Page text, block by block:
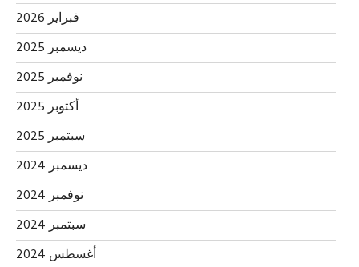
فبراير 2026
ديسمبر 2025
نوفمبر 2025
أكتوبر 2025
سبتمبر 2025
ديسمبر 2024
نوفمبر 2024
سبتمبر 2024
أغسطس 2024